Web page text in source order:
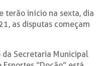
terão início na sexta, dia
as disputas começam
Secretaria Municipal